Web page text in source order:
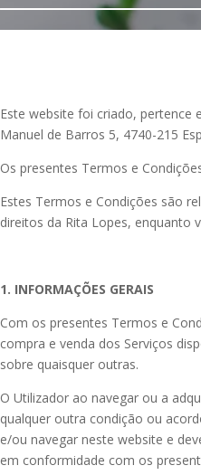
Este website foi criado, pertence
Manuel de Barros 5, 4740-215
Os presentes Termos e
Estes Termos e Condições são
direitos da Rita Lopes, enquanto
1. INFORMAÇÕES GERAIS
Com os presentes Termos e
compra e venda dos Serviços
sobre quaisquer outras.
O Utilizador ao navegar ou a
qualquer outra condição ou
e/ou navegar neste website e
em conformidade com os